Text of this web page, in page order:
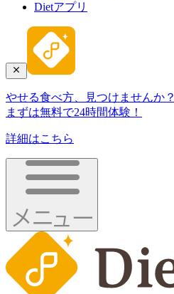
Dietアプリ
やせる食べ方、見つけませんか？
まずは無料で24時間体験！
詳細はこちら